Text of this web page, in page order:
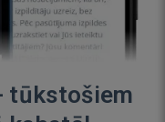
tūkstošiem